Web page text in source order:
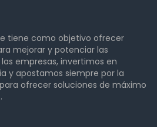
tiene como objetivo ofrecer
mejorar y potenciar las
empresas, invertimos en
y apostamos siempre por la
ofrecer soluciones de máximo